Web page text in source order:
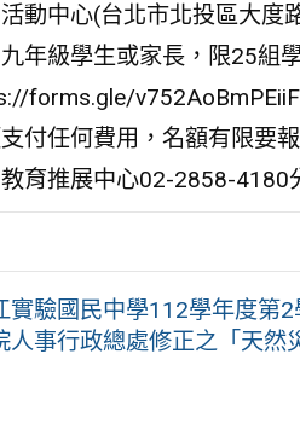
動中心(台北市北投區大度
年級學生或家長，限25組
forms.gle/
付任何費用，名額有限要
育推展中心02-2858-4180
實驗國民中學112學年度第
人事行政總處修正之「天然